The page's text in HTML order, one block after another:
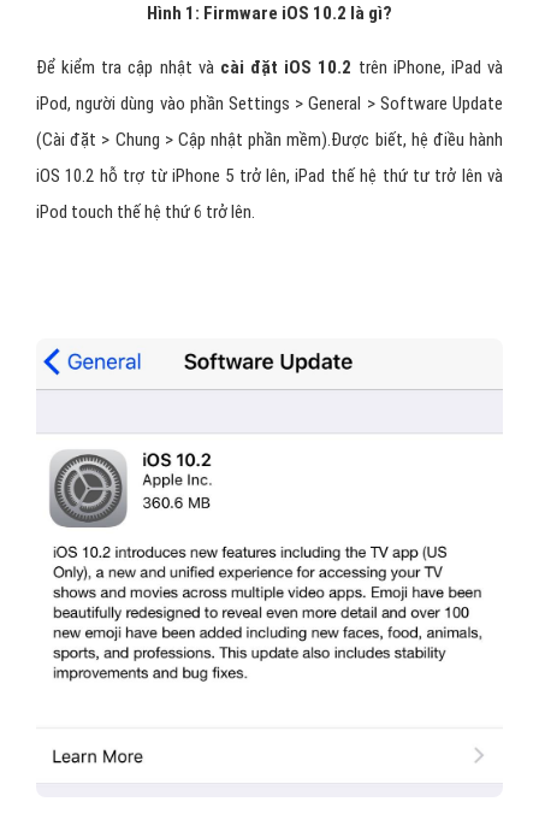
Hình 1: Firmware iOS 10.2 là gì?
Để kiểm tra cập nhật và cài đặt iOS 10.2 trên iPhone, iPad và
iPod, người dùng vào phần Settings > General > Software Update
(Cài đặt > Chung > Cập nhật phần mềm).Được biết, hệ điều hành
iOS 10.2 hỗ trợ từ iPhone 5 trở lên, iPad thế hệ thứ tư trở lên và
iPod touch thế hệ thứ 6 trở lên.